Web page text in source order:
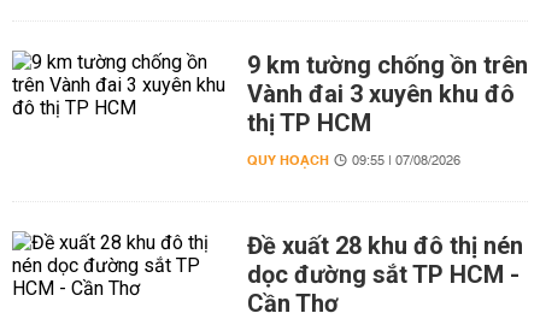
9 km tường chống ồn trên
Vành đai 3 xuyên khu đô
thị TP HCM
QUY HOẠCH 09:55 | 07/08/2026
Đề xuất 28 khu đô thị nén
dọc đường sắt TP HCM -
Cần Thơ